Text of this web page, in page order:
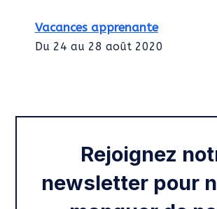
Vacances apprenante
Du 24 au 28 août 2020
Rejoignez
newsletter pour